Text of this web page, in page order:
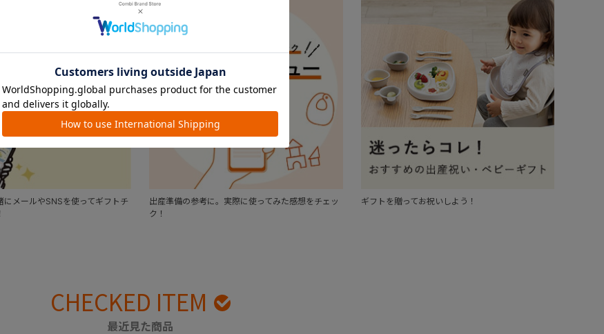
にメールやSNSを使ってギフトチ
出産準備の参考に。実際に使ってみた感想をチェッ
ク！
ギフトを贈ってお祝いしよう！
CHECKED ITEM
最近見た商品